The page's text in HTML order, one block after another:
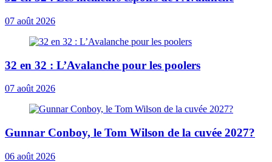
07 août 2026
32 en 32 : L’Avalanche pour les poolers
07 août 2026
Gunnar Conboy, le Tom Wilson de la cuvée 2027?
06 août 2026